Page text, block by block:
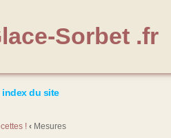
Sorbet .fr
index du site
! ‹ Mesures